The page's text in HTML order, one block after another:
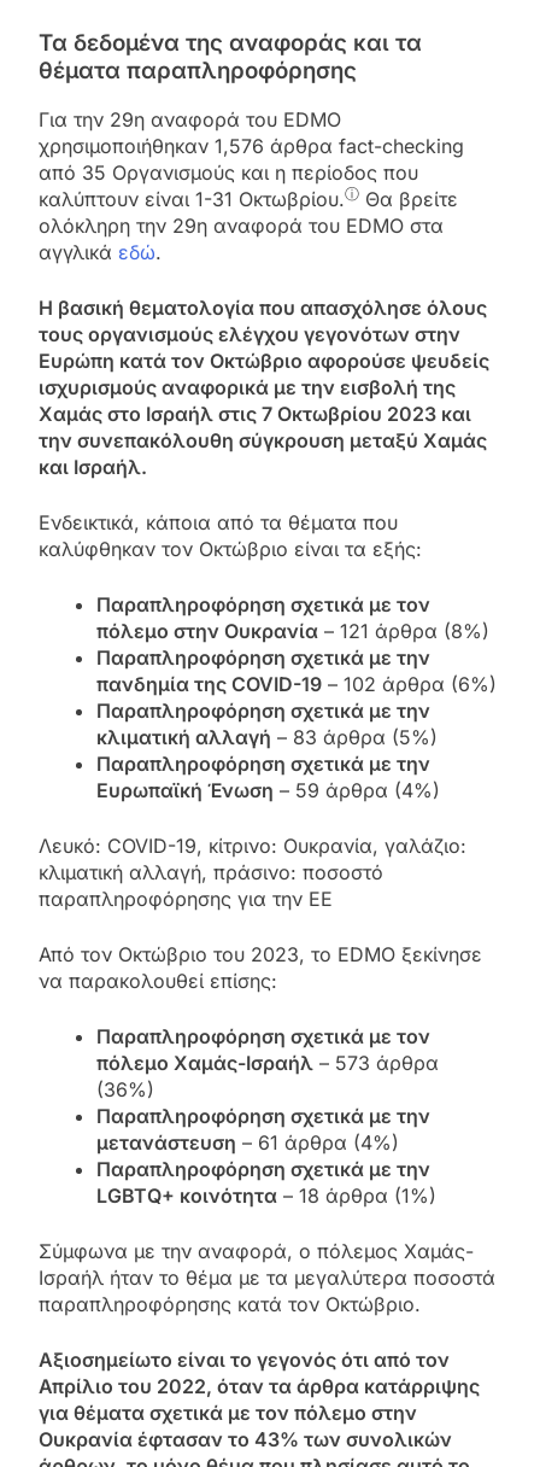
Τα δεδομένα της αναφοράς και τα
θέματα παραπληροφόρησης
Για την 29η αναφορά του EDMO
χρησιμοποιήθηκαν 1,576 άρθρα fact-checking
από 35 Οργανισμούς και η περίοδος που
καλύπτουν είναι 1-31 Οκτωβρίου.ⓘ Θα βρείτε
ολόκληρη την 29η αναφορά του EDMO στα
αγγλικά εδώ.
Η βασική θεματολογία που απασχόλησε όλους
τους οργανισμούς ελέγχου γεγονότων στην
Ευρώπη κατά τον Οκτώβριο αφορούσε ψευδείς
ισχυρισμούς αναφορικά με την εισβολή της
Χαμάς στο Ισραήλ στις 7 Οκτωβρίου 2023 και
την συνεπακόλουθη σύγκρουση μεταξύ Χαμάς
και Ισραήλ.
Ενδεικτικά, κάποια από τα θέματα που
καλύφθηκαν τον Οκτώβριο είναι τα εξής:
Παραπληροφόρηση σχετικά με τον
πόλεμο στην Ουκρανία – 121 άρθρα (8%)
Παραπληροφόρηση σχετικά με την
πανδημία της COVID-19 – 102 άρθρα (6%)
Παραπληροφόρηση σχετικά με την
κλιματική αλλαγή – 83 άρθρα (5%)
Παραπληροφόρηση σχετικά με την
Ευρωπαϊκή Ένωση – 59 άρθρα (4%)
Λευκό: COVID-19, κίτρινο: Ουκρανία, γαλάζιο:
κλιματική αλλαγή, πράσινο: ποσοστό
παραπληροφόρησης για την ΕΕ
Από τον Οκτώβριο του 2023, το EDMO ξεκίνησε
να παρακολουθεί επίσης:
Παραπληροφόρηση σχετικά με τον
πόλεμο Χαμάς-Ισραήλ – 573 άρθρα
(36%)
Παραπληροφόρηση σχετικά με την
μετανάστευση – 61 άρθρα (4%)
Παραπληροφόρηση σχετικά με την
LGBTQ+ κοινότητα – 18 άρθρα (1%)
Σύμφωνα με την αναφορά, ο πόλεμος Χαμάς-
Ισραήλ ήταν το θέμα με τα μεγαλύτερα ποσοστά
παραπληροφόρησης κατά τον Οκτώβριο.
Αξιοσημείωτο είναι το γεγονός ότι από τον
Απρίλιο του 2022, όταν τα άρθρα κατάρριψης
για θέματα σχετικά με τον πόλεμο στην
Ουκρανία έφτασαν το 43% των συνολικών